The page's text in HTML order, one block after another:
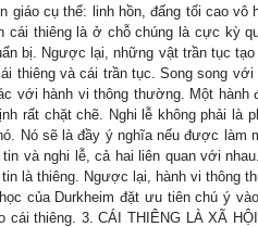
cụ thể: linh hồn, đấng tối cao vô
thiêng là ở chỗ chúng là cực kỳ
bị. Ngược lại, những vật trần tục
thiêng và cái trần tục. Song song
với hành vi thông thường. Một hành
rất chặt chẽ. Nghi lễ không phải là
Nó sẽ là đầy ý nghĩa nếu được làm
và nghi lễ, cả hai liên quan với
là thiêng. Ngược lại, hành vi thông
của Durkheim đặt ưu tiên chú ý
cái thiêng. 3. CÁI THIÊNG LÀ XÃ